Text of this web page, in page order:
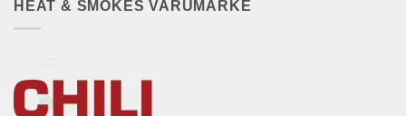
HEAT & SMOKES VARUMÄRKE